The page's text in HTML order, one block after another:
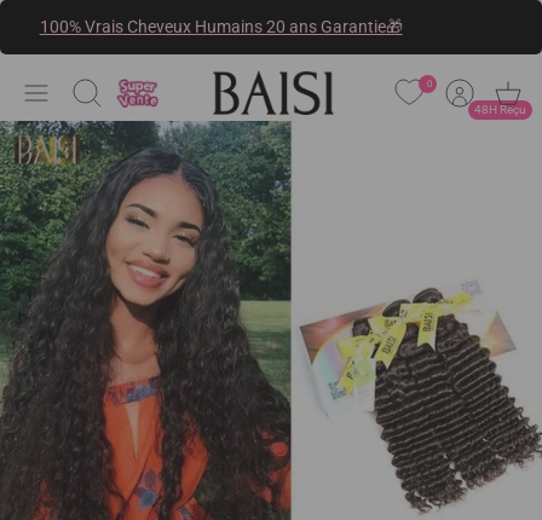
100% Vrais Cheveux Humains 20 ans Garantie🎁
Recherche 48H Reçu
0